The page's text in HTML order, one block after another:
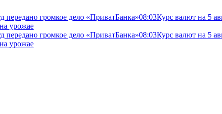
громкое дело «ПриватБанка»08:03Курс валют на 5
урожае
громкое дело «ПриватБанка»08:03Курс валют на 5
урожае